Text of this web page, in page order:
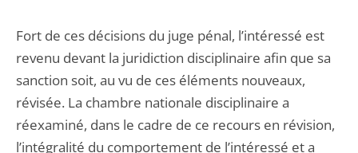
Fort de ces décisions du juge pénal, l’intéressé est
revenu devant la juridiction disciplinaire afin que sa
sanction soit, au vu de ces éléments nouveaux,
révisée. La chambre nationale disciplinaire a
réexaminé, dans le cadre de ce recours en révision,
l’intégralité du comportement de l’intéressé et a